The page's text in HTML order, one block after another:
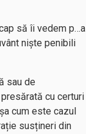
să îi vedem p…a
niște penibili
sau de
cu certuri
cum este cazul
susțineri din